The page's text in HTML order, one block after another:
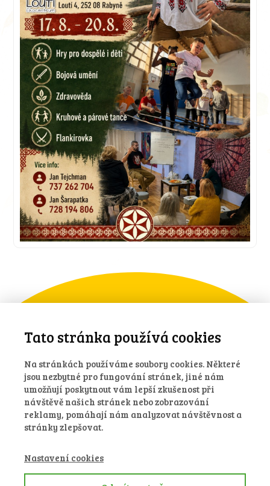
Přehled proběhlých akcí
Chci se podívat
Tato stránka používá cookies
Na stránkách používáme soubory cookies. Některé
jsou nezbytné pro fungování stránek, jiné nám
umožňují poskytnout vám lepší zkušenost při
návštěvě našich stránek nebo zobrazování
reklamy, pomáhají nám analyzovat návštěvnost a
stránky zlepšovat.
Nastavení cookies